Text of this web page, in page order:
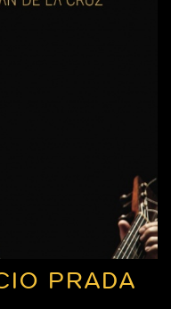
PRADA